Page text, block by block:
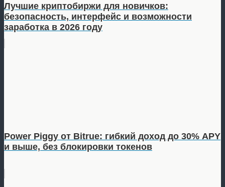
Лучшие криптобиржи для новичков:
безопасность, интерфейс и возможности
заработка в 2026 году
Power Piggy от Bitrue: гибкий доход до 30% APY
и выше, без блокировки токенов